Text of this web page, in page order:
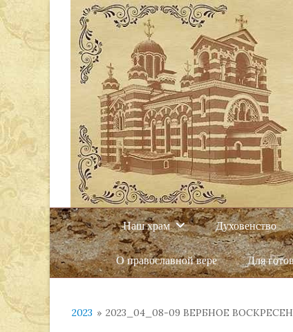
Наш храм Духовенство
О православной вере Для
2023 » 2023_04_08-09 ВЕРБНОЕ